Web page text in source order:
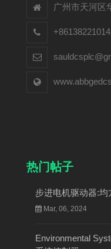
广州市天河区
热门帖子
步进电机驱动器:均
Mar, 06, 2024
Environmental